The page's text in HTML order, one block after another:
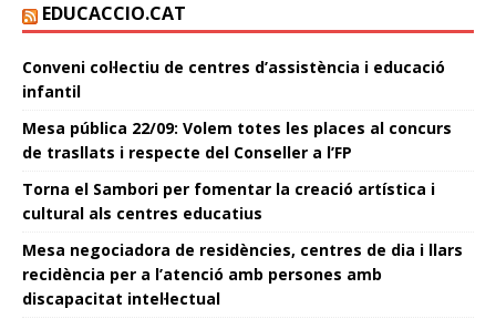
EDUCACCIO.CAT
Conveni col·lectiu de centres d’assistència i educació
infantil
Mesa pública 22/09: Volem totes les places al concurs
de trasllats i respecte del Conseller a l’FP
Torna el Sambori per fomentar la creació artística i
cultural als centres educatius
Mesa negociadora de residències, centres de dia i llars
recidència per a l’atenció amb persones amb
discapacitat intel·lectual